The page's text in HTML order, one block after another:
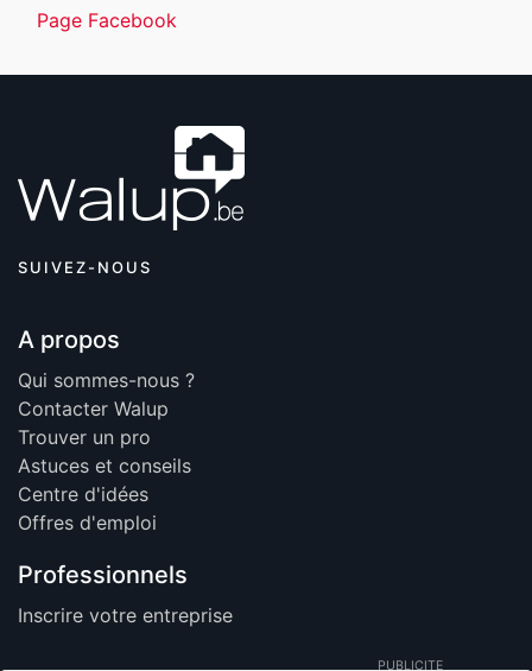
Page Facebook
SUIVEZ-NOUS
A propos
Qui sommes-nous ?
Contacter Walup
Trouver un pro
Astuces et conseils
Centre d'idées
Offres d'emploi
Professionnels
Inscrire votre entreprise
PUBLICITE